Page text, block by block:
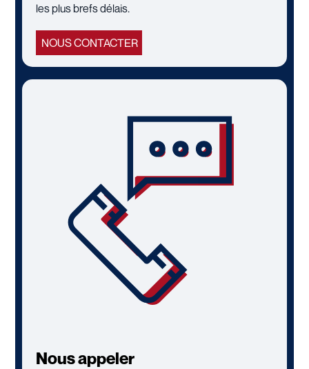
les plus brefs délais.
NOUS CONTACTER
Nous appeler